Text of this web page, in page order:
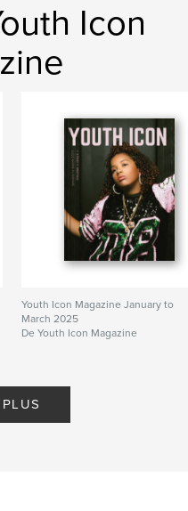
Icon
Youth Icon Magazine January to
March 2025
De Youth Icon Magazine